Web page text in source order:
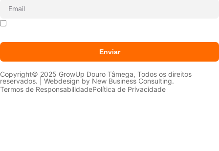
Enviar
Copyright© 2025 GrowUp Douro Tâmega, Todos os direitos
reservados. | Webdesign by New Business Consulting.
Termos de ResponsabilidadePolítica de Privacidade